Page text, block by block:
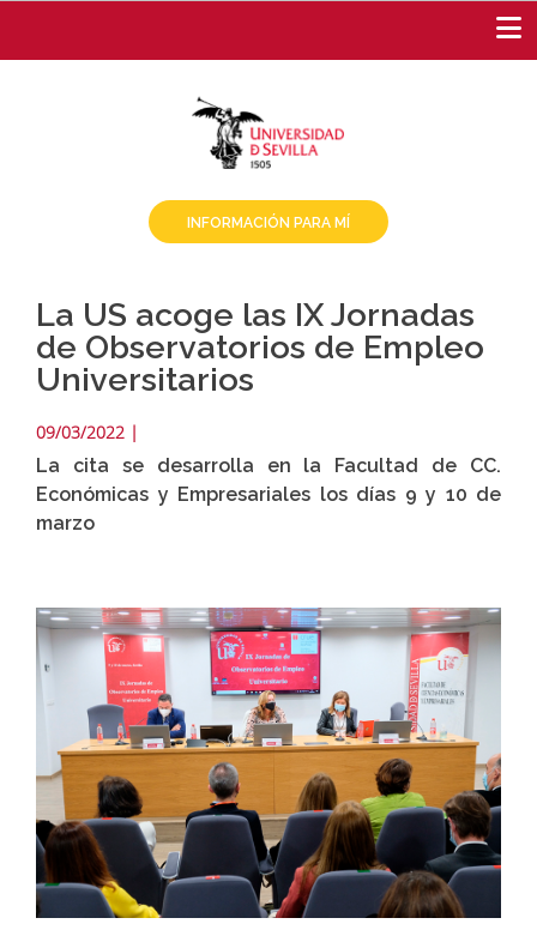
contenido
INFORMACIÓN PARA MÍ
La US acoge las IX Jornadas
de Observatorios de Empleo
Universitarios
09/03/2022 |
La cita se desarrolla en la Facultad de CC.
Económicas y Empresariales los días 9 y 10 de
marzo